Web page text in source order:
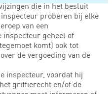
die in het besluit
proberen bij elke
van een
inspecteur geheel of
komt) ook tot
de vergoeding van de
inspecteur, voordat hij
griffierecht en/of de